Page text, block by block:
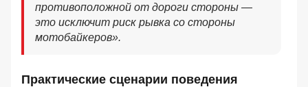
противоположной от дороги стороны —
это исключит риск рывка со стороны
мотобайкеров».
Практические сценарии поведения